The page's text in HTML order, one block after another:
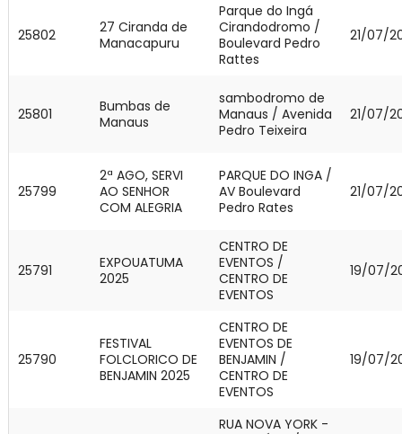
25802
27 Ciranda de
Manacapuru
Parque do Ingá
Cirandodromo /
Boulevard Pedro
Rattes
21/07/
25801
Bumbas de
Manaus
sambodromo de
Manaus / Avenida
Pedro Teixeira
21/07/
25799
2ª AGO, SERVI
AO SENHOR
COM ALEGRIA
PARQUE DO INGA /
AV Boulevard
Pedro Rates
21/07/
25791
EXPOUATUMA
2025
CENTRO DE
EVENTOS /
CENTRO DE
EVENTOS
19/07/
25790
FESTIVAL
FOLCLORICO DE
BENJAMIN 2025
CENTRO DE
EVENTOS DE
BENJAMIN /
CENTRO DE
EVENTOS
19/07/
RUA NOVA YORK -